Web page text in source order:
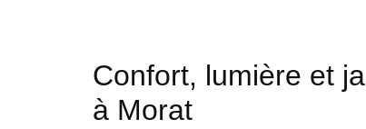
Confort, lumière et
à Morat